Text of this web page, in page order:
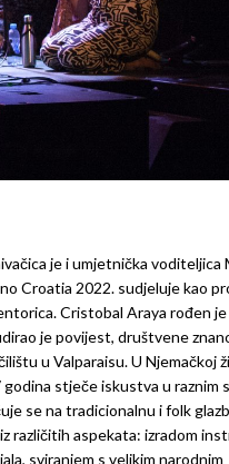
je i umjetnička voditeljica
Croatia 2022. sudjeluje kao
Cristobal Araya rođen je
je povijest, društvene
u Valparaisu. U Njemačkoj
stječe iskustva u raznim
se na tradicionalnu i folk
različitih aspekata: izradom
sviranjem s velikim narodnim